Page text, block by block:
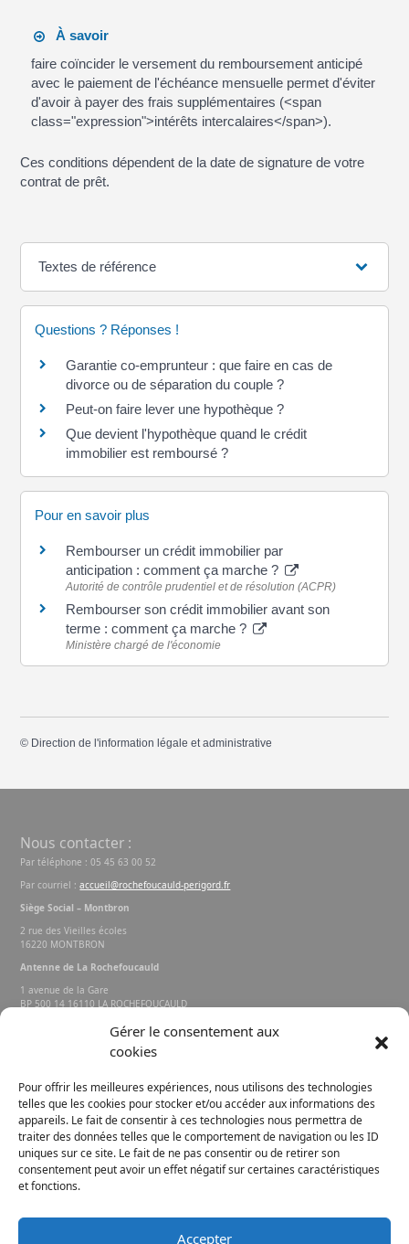
Gérer le consentement aux
cookies
Pour offrir les meilleures expériences, nous utilisons des technologies
telles que les cookies pour stocker et/ou accéder aux informations des
appareils. Le fait de consentir à ces technologies nous permettra de
traiter des données telles que le comportement de navigation ou les ID
uniques sur ce site. Le fait de ne pas consentir ou de retirer son
consentement peut avoir un effet négatif sur certaines caractéristiques
et fonctions.
Accepter
À savoir
faire coïncider le versement du remboursement anticipé
avec le paiement de l'échéance mensuelle permet d'éviter
d'avoir à payer des frais supplémentaires (<span
class="expression">intérêts intercalaires</span>).
Ces conditions dépendent de la date de signature de votre
contrat de prêt.
Textes de référence
Questions ? Réponses !
Garantie co-emprunteur : que faire en cas de
divorce ou de séparation du couple ?
Peut-on faire lever une hypothèque ?
Que devient l'hypothèque quand le crédit
immobilier est remboursé ?
Pour en savoir plus
Rembourser un crédit immobilier par
anticipation : comment ça marche ?
Autorité de contrôle prudentiel et de résolution (ACPR)
Rembourser son crédit immobilier avant son
terme : comment ça marche ?
Ministère chargé de l'économie
© Direction de l'information légale et administrative
Nous contacter :
Par téléphone : 05 45 63 00 52
Par courriel :accueil@rochefoucauld-perigord.fr
Siège Social – Montbron
2 rue des Vieilles écoles
16220 MONTBRON
Antenne de La Rochefoucauld
1 avenue de la Gare
BP 500 14 16110 LA ROCHEFOUCAULD